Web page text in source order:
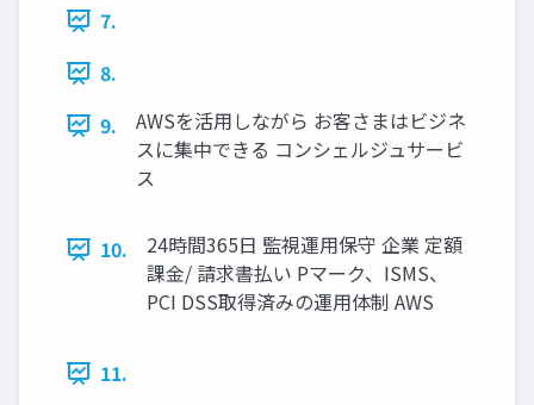
7.
8.
9.
AWSを活用しながら お客さまはビジネ
スに集中できる コンシェルジュサービ
ス
10.
24時間365日 監視運用保守 企業 定額
課金/ 請求書払い Pマーク、ISMS、
PCI DSS取得済みの運用体制 AWS
11.